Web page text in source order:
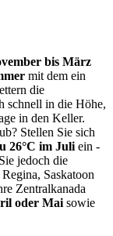
bis März
mit dem ein
die
schnell in die Höhe,
in den Keller.
Stellen Sie sich
26°C im Juli ein -
jedoch die
Saskatoon
Zentralkanada
oder Mai sowie